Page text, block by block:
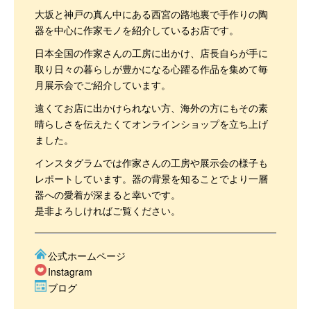
大坂と神戸の真ん中にある西宮の路地裏で手作りの陶
器を中心に作家モノを紹介しているお店です。
日本全国の作家さんの工房に出かけ、店長自らが手に
取り日々の暮らしが豊かになる心躍る作品を集めて毎
月展示会でご紹介しています。
遠くてお店に出かけられない方、海外の方にもその素
晴らしさを伝えたくてオンラインショップを立ち上げ
ました。
インスタグラムでは作家さんの工房や展示会の様子も
レポートしています。器の背景を知ることでより一層
器への愛着が深まると幸いです。
是非よろしければご覧ください。
公式ホームページ
Instagram
ブログ